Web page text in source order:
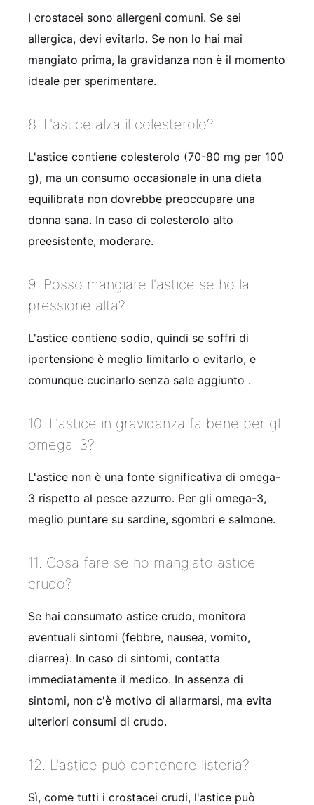
I crostacei sono allergeni comuni. Se sei
allergica, devi evitarlo. Se non lo hai mai
mangiato prima, la gravidanza non è il momento
ideale per sperimentare.
8. L'astice alza il colesterolo?
L'astice contiene colesterolo (70-80 mg per 100
g), ma un consumo occasionale in una dieta
equilibrata non dovrebbe preoccupare una
donna sana. In caso di colesterolo alto
preesistente, moderare.
9. Posso mangiare l'astice se ho la
pressione alta?
L'astice contiene sodio, quindi se soffri di
ipertensione è meglio limitarlo o evitarlo, e
comunque cucinarlo senza sale aggiunto .
10. L'astice in gravidanza fa bene per gli
omega-3?
L'astice non è una fonte significativa di omega-
3 rispetto al pesce azzurro. Per gli omega-3,
meglio puntare su sardine, sgombri e salmone.
11. Cosa fare se ho mangiato astice
crudo?
Se hai consumato astice crudo, monitora
eventuali sintomi (febbre, nausea, vomito,
diarrea). In caso di sintomi, contatta
immediatamente il medico. In assenza di
sintomi, non c'è motivo di allarmarsi, ma evita
ulteriori consumi di crudo.
12. L'astice può contenere listeria?
Sì, come tutti i crostacei crudi, l'astice può